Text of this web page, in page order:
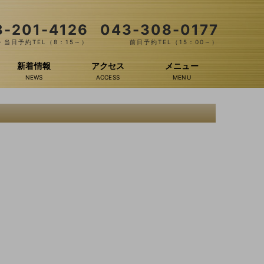
201-4126
当日予約TEL（8：15～）
043-308-0177
前日予約TEL（15：00～）
新着情報 アクセス メニュー